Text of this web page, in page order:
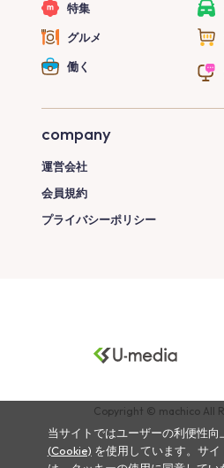
特集
グルメ
働く
company
運営会社
会員規約
プライバシーポリシー
Copyright © machico All
当サイトではユーザーの利便性向
(Cookie) を使用しています。サ